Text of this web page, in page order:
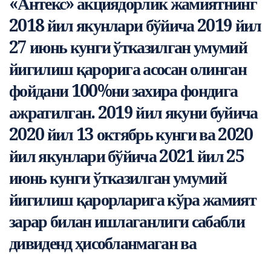
2018 йил якунлари бўйича 2019 йил
27 июнь кунги ўтказилган умумий
йигилиш қарорига асосан олинган
фойдани 100%ни захира фондига
ажратилган. 2019 йил якуни буйича
2020 йил 13 октябрь кунги ва 2020
йил якунлари бўйича 2021 йил 25
июнь кунги ўтказилган умумий
йигилиш қарорларига кўра жамият
зарар билан ишлаганлиги сабабли
дивиденд ҳисобланмаган ва